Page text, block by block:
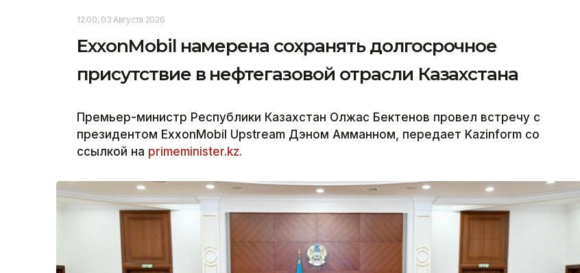
12:00, 03 Августа 2026
ExxonMobil намерена сохранять долгосрочное
присутствие в нефтегазовой отрасли Казахстана
Премьер-министр Республики Казахстан Олжас Бектенов провел встречу с
президентом ExxonMobil Upstream Дэном Амманном, передает Kazinform со
ссылкой на primeminister.kz.